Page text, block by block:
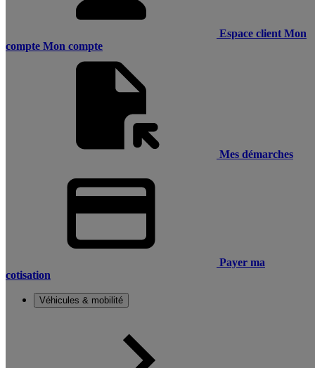
Espace client Mon
compte Mon compte
Mes démarches
Payer ma
cotisation
Véhicules & mobilité